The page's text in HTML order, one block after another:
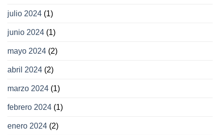
julio 2024 (1)
junio 2024 (1)
mayo 2024 (2)
abril 2024 (2)
marzo 2024 (1)
febrero 2024 (1)
enero 2024 (2)